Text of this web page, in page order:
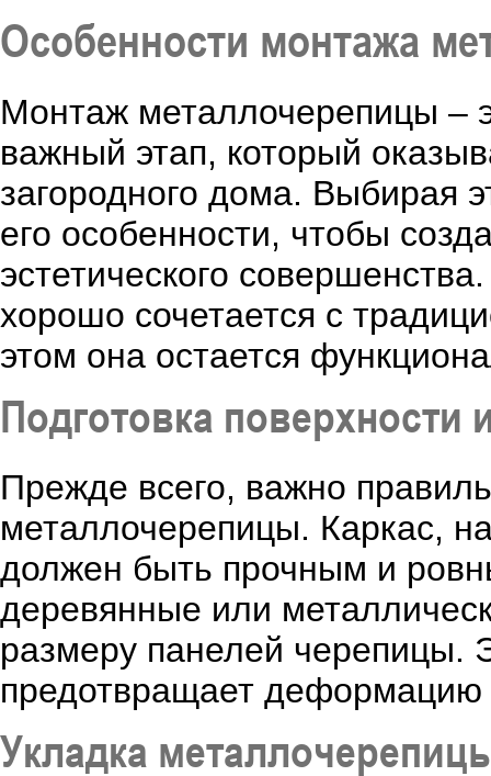
Особенности монтажа
Монтаж металлочерепицы –
важный этап, который
загородного дома. Выбирая
его особенности, чтобы
эстетического
хорошо сочетается с
этом она остается
Подготовка поверхности
Прежде всего, важно
металлочерепицы. Каркас,
должен быть прочным и
деревянные или
размеру панелей черепицы.
предотвращает
Укладка